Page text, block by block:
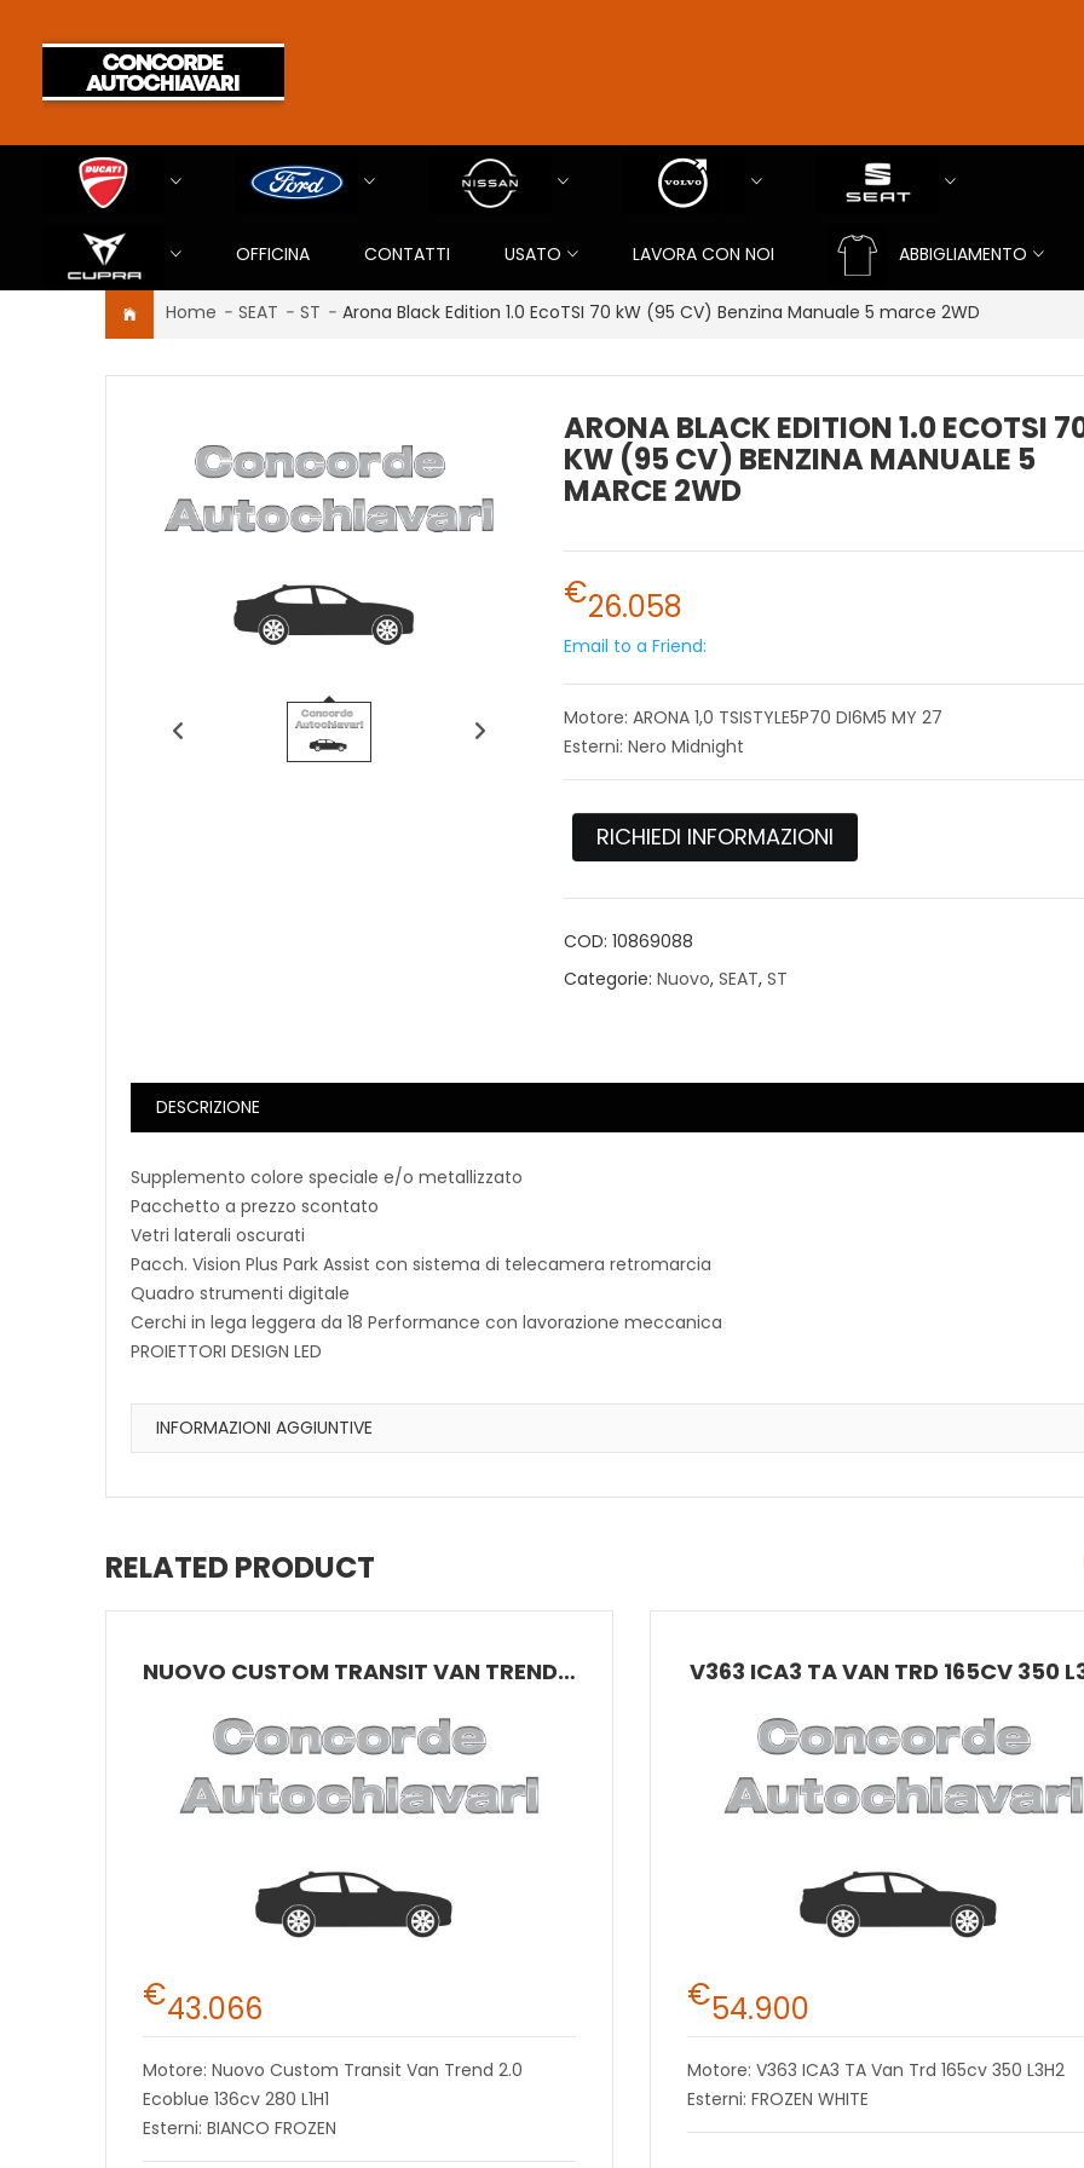
OFFICINA CONTATTI USATO LAVORA CON NOI ABBIGLIAMENTO
Home - SEAT - ST - Arona Black Edition 1.0 EcoTSI 70 kW (95 CV) Benzina Manuale 5 marce 2WD
ARONA BLACK EDITION 1.0 ECOTSI
KW (95 CV) BENZINA MANUALE 5
MARCE 2WD
€26.058
Email to a Friend:
Motore: ARONA 1,0 TSISTYLE5P70 DI6M5 MY 27
Esterni: Nero Midnight
RICHIEDI INFORMAZIONI
COD: 10869088
Categorie: Nuovo, SEAT, ST
DESCRIZIONE
Supplemento colore speciale e/o metallizzato
Pacchetto a prezzo scontato
Vetri laterali oscurati
Pacch. Vision Plus Park Assist con sistema di telecamera retromarcia
Quadro strumenti digitale
Cerchi in lega leggera da 18 Performance con lavorazione meccanica
PROIETTORI DESIGN LED
INFORMAZIONI AGGIUNTIVE
RELATED PRODUCT
NUOVO CUSTOM TRANSIT VAN TREND 2.0 ECOBLUE 136CV 280 L1H1
€43.066
Motore: Nuovo Custom Transit Van Trend 2.0
Ecoblue 136cv 280 L1H1
Esterni: BIANCO FROZEN
V363 ICA3 TA VAN TRD 165CV 350
€54.900
Motore: V363 ICA3 TA Van Trd 165cv 350 L3H2
Esterni: FROZEN WHITE